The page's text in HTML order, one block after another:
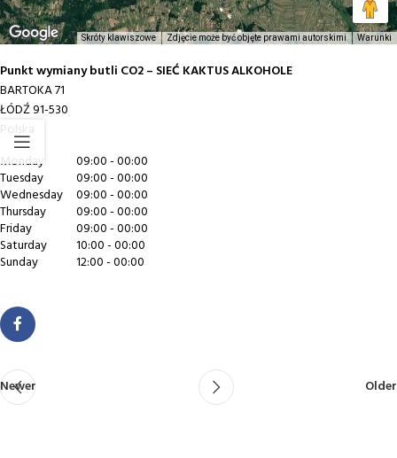
Skróty klawiszowe Zdjęcie może być objęte prawami autorskimi Warunki
Punkt wymiany butli CO2 – SIEĆ KAKTUS ALKOHOLE
BARTOKA 71
ŁÓDŹ91-530
Polska
Monday
09:00 - 00:00
Tuesday
09:00 - 00:00
Wednesday
09:00 - 00:00
Thursday
09:00 - 00:00
Friday
09:00 - 00:00
Saturday
10:00 - 00:00
Sunday
12:00 - 00:00
Newer Older